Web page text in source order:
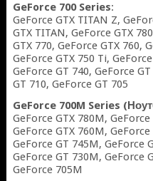
GeForce 700 Series:
GeForce GTX TITAN Z,
GTX TITAN, GeForce GTX
GTX 770, GeForce GTX 760,
GeForce GTX 750 Ti,
GeForce GT 740, GeForce
GT 710, GeForce GT 705
GeForce 700M Series
GeForce GTX 780M,
GeForce GTX 760M,
GeForce GT 745M, GeForce
GeForce GT 730M, GeForce
GeForce 705M